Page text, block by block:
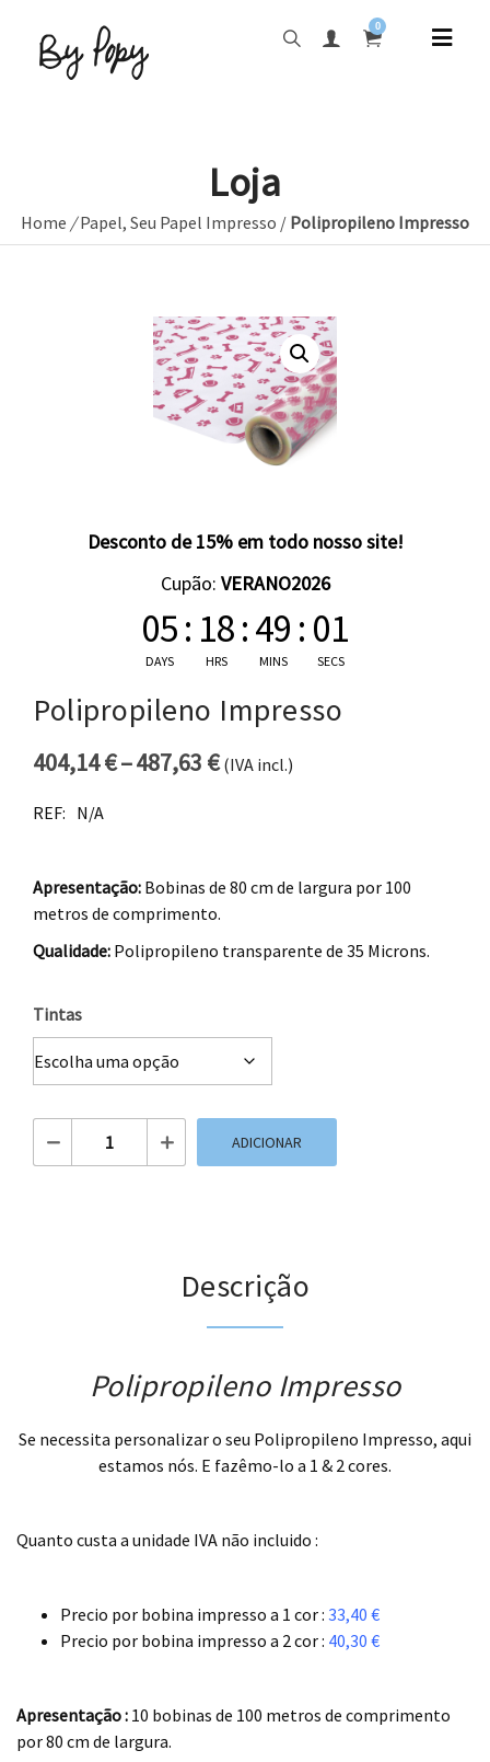
0
Loja
Home /Papel, Seu Papel Impresso / Polipropileno Impresso
Desconto de 15% em todo nosso site!
Cupão: VERANO2026
05
DAYS
: 18
HRS
:49
MINS
: 00
SECS
Polipropileno Impresso
404,14€–487,63 €
Price range: 404,14 €
(IVA incl.)
REF: N/A
Apresentação: Bobinas de 80 cm de largura por 100
metros de comprimento.
Qualidade: Polipropileno transparente de 35 Microns.
Tintas
Quantidade de Polipropileno Impresso
ADICIONAR
Descrição
Polipropileno Impresso
Se necessita personalizar o seu Polipropileno Impresso, aqui
estamos nós. E fazêmo-lo a 1 & 2 cores.
Quanto custa a unidade IVA não incluido :
Precio por bobina impresso a 1 cor : 33,40 €
Precio por bobina impresso a 2 cor : 40,30 €
Apresentação : 10 bobinas de 100 metros de comprimento
por 80 cm de largura.